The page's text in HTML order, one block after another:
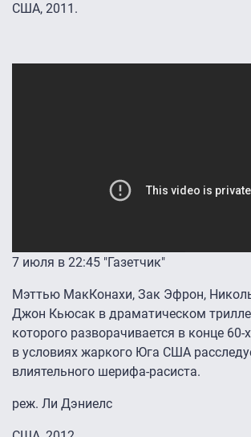
США, 2011.
7 июля в 22:45 "Газетчик"
Мэттью МакКонахи, Зак Эфрон,
Джон Кьюсак в драматическом
которого разворачивается в конце 60-
в условиях жаркого Юга США
влиятельного шерифа-расиста.
реж. Ли Дэниелс